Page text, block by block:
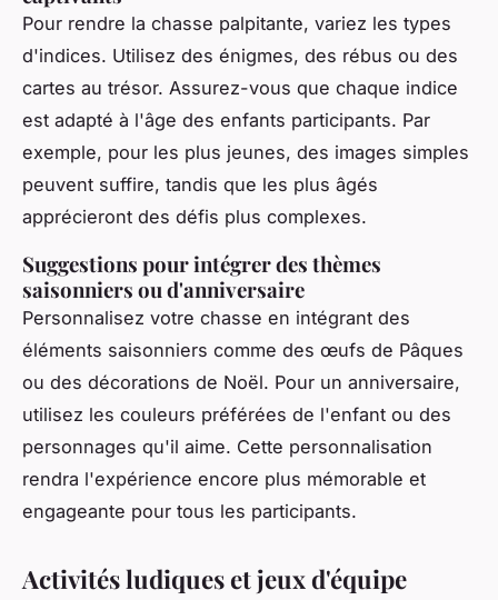
Pour rendre la chasse palpitante, variez les types
d'indices. Utilisez des énigmes, des rébus ou des
cartes au trésor. Assurez-vous que chaque indice
est adapté à l'âge des enfants participants. Par
exemple, pour les plus jeunes, des images simples
peuvent suffire, tandis que les plus âgés
apprécieront des défis plus complexes.
Suggestions pour intégrer des thèmes
saisonniers ou d'anniversaire
Personnalisez votre chasse en intégrant des
éléments saisonniers comme des œufs de Pâques
ou des décorations de Noël. Pour un anniversaire,
utilisez les couleurs préférées de l'enfant ou des
personnages qu'il aime. Cette personnalisation
rendra l'expérience encore plus mémorable et
engageante pour tous les participants.
Activités ludiques et jeux d'équipe